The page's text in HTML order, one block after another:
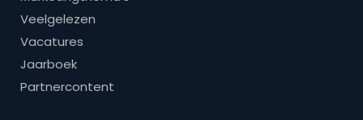
Veelgelezen
Vacatures
Jaarboek
Partnercontent